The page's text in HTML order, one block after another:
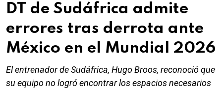
DT de Sudáfrica admite
errores tras derrota ante
México en el Mundial 2026
El entrenador de Sudáfrica, Hugo Broos, reconoció que
su equipo no logró encontrar los espacios necesarios